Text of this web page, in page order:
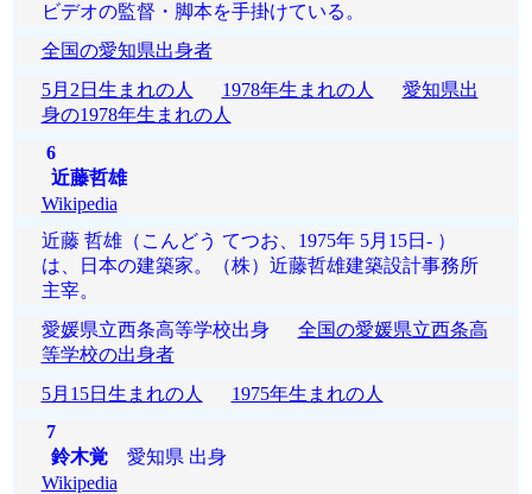
ビデオの監督・脚本を手掛けている。
全国の愛知県出身者
5月2日生まれの人
1978年生まれの人
愛知県出
身の1978年生まれの人
6
近藤哲雄
Wikipedia
近藤 哲雄（こんどう てつお、1975年 5月15日- ）
は、日本の建築家。（株）近藤哲雄建築設計事務所
主宰。
愛媛県立西条高等学校出身 全国の愛媛県立西条高
等学校の出身者
5月15日生まれの人
1975年生まれの人
7
鈴木覚愛知県 出身
Wikipedia